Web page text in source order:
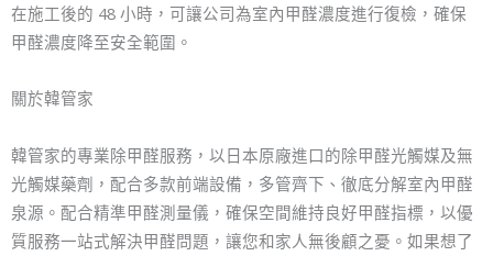
在施工後的 48 小時，可讓公司為室內甲醛濃度進行復檢，確保
甲醛濃度降至安全範圍。
關於韓管家
韓管家的專業除甲醛服務，以日本原廠進口的除甲醛光觸媒及無
光觸媒藥劑，配合多款前端設備，多管齊下、徹底分解室內甲醛
泉源。配合精準甲醛測量儀，確保空間維持良好甲醛指標，以優
質服務一站式解決甲醛問題，讓您和家人無後顧之憂。如果想了